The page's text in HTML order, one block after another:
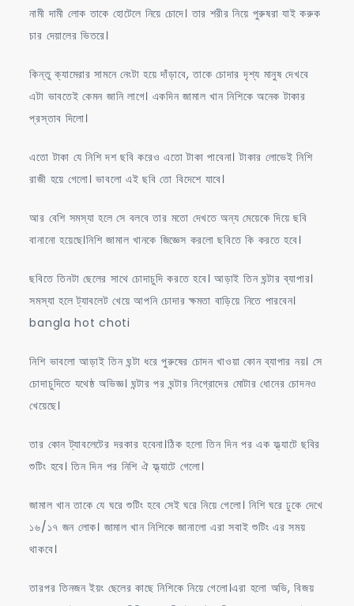
নামী দামী লোক তাকে হোটেলে নিয়ে চোদে। তার শরীর নিয়ে পুরুষরা যাই করুক
চার দেয়ালের ভিতরে।
কিন্তু ক্যামেরার সামনে নেংটা হয়ে দাঁড়াবে, তাকে চোদার দৃশ্য মানুষ দেখবে
এটা ভাবতেই কেমন জানি লাগে। একদিন জামাল খান নিশিকে অনেক টাকার
প্রস্তাব দিলো।
এতো টাকা যে নিশি দশ ছবি করেও এতো টাকা পাবেনা। টাকার লোভেই নিশি
রাজী হয়ে গেলো। ভাবলো এই ছবি তো বিদেশে যাবে।
আর বেশি সমস্যা হলে সে বলবে তার মতো দেখতে অন্য মেয়েকে দিয়ে ছবি
বানানো হয়েছে।নিশি জামাল খানকে জিজ্ঞেস করলো ছবিতে কি করতে হবে।
ছবিতে তিনটা ছেলের সাথে চোদাচুদি করতে হবে। আড়াই তিন ঘন্টার ব্যাপার।
সমস্যা হলে ট্যাবলেট খেয়ে আপনি চোদার ক্ষমতা বাড়িয়ে নিতে পারবেন।
bangla hot choti
নিশি ভাবলো আড়াই তিন ঘন্টা ধরে পুরুষের চোদন খাওয়া কোন ব্যাপার নয়। সে
চোদাচুদিতে যথেষ্ঠ অভিজ্ঞ। ঘন্টার পর ঘন্টার নিগ্রোদের মোটার ধোনের চোদনও
খেয়েছে।
তার কোন ট্যাবলেটের দরকার হবেনা।ঠিক হলো তিন দিন পর এক ফ্ল্যাটে ছবির
শুটিং হবে। তিন দিন পর নিশি ঐ ফ্ল্যাটে গেলো।
জামাল খান তাকে যে ঘরে শুটিং হবে সেই ঘরে নিয়ে গেলো। নিশি ঘরে ঢুকে দেখে
১৬/১৭ জন লোক। জামাল খান নিশিকে জানালো এরা সবাই শুটিং এর সময়
থাকবে।
তারপর তিনজন ইয়ং ছেলের কাছে নিশিকে নিয়ে গেলো।এরা হলো অভি, বিজয়